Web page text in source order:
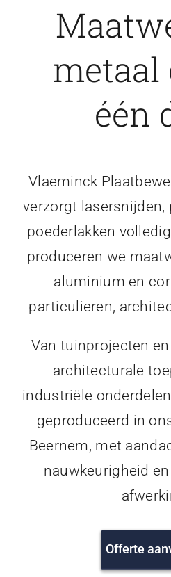
metaal
één
Vlaeminck
verzorgt lasersnijden,
poederlakken
produceren we
aluminium en
particulieren,
Van tuinprojecten
architecturale
industriële
geproduceerd in
Beernem, met
nauwkeurigheid
Offerte